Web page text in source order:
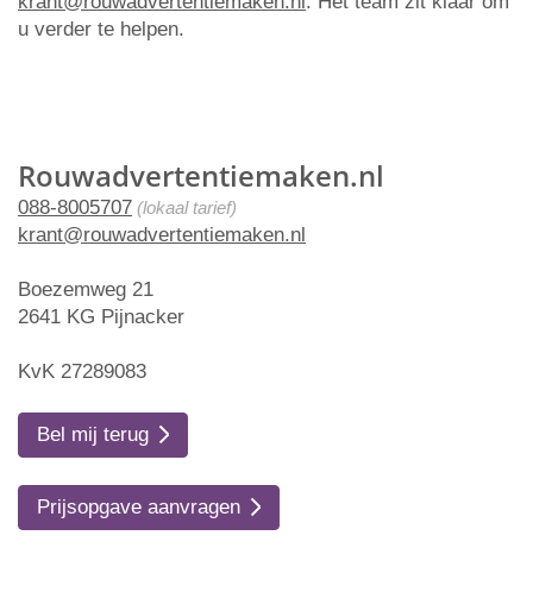
Rouwadvertentiemaken.nl
088-8005707 (lokaal tarief)
krant@rouwadvertentiemaken.nl
Boezemweg 21
2641 KG Pijnacker
KvK 27289083
Bel mij terug
Prijsopgave aanvragen
u verder te helpen.